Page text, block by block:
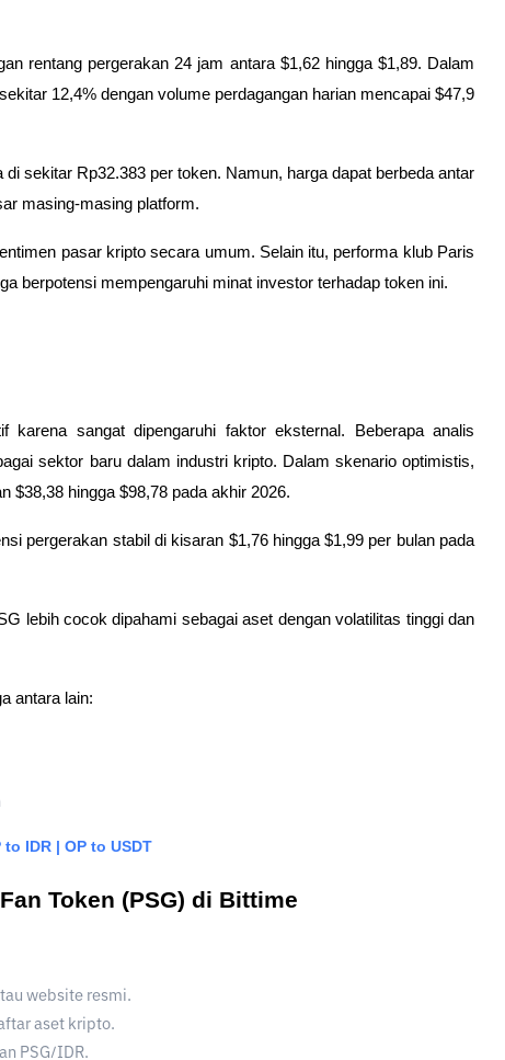
rentang pergerakan 24 jam antara $1,62 hingga $1,89. Dalam
12,4% dengan volume perdagangan harian mencapai $47,9
di sekitar Rp32.383 per token. Namun, harga dapat berbeda antar
masing-masing platform.
pasar kripto secara umum. Selain itu, performa klub Paris
berpotensi mempengaruhi minat investor terhadap token ini.
karena sangat dipengaruhi faktor eksternal. Beberapa analis
sektor baru dalam industri kripto. Dalam skenario optimistis,
$38,38 hingga $98,78 pada akhir 2026.
pergerakan stabil di kisaran $1,76 hingga $1,99 per bulan pada
lebih cocok dipahami sebagai aset dengan volatilitas tinggi dan
antara lain:
IDR | OP to USDT
Token (PSG) di Bittime
website resmi.
aset kripto.
PSG/IDR.